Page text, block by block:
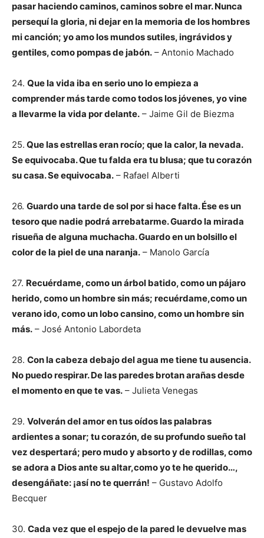
pasar haciendo caminos, caminos sobre el mar. Nunca
persequí la gloria, ni dejar en la memoria de los hombres
mi canción; yo amo los mundos sutiles, ingrávidos y
gentiles, como pompas de jabón. – Antonio Machado
24. Que la vida iba en serio uno lo empieza a
comprender más tarde como todos los jóvenes, yo vine
a llevarme la vida por delante. – Jaime Gil de Biezma
25. Que las estrellas eran rocío; que la calor, la nevada.
Se equivocaba. Que tu falda era tu blusa; que tu corazón
su casa. Se equivocaba. – Rafael Alberti
26. Guardo una tarde de sol por si hace falta. Ése es un
tesoro que nadie podrá arrebatarme. Guardo la mirada
risueña de alguna muchacha. Guardo en un bolsillo el
color de la piel de una naranja. – Manolo García
27. Recuérdame, como un árbol batido, como un pájaro
herido, como un hombre sin más; recuérdame,como un
verano ido, como un lobo cansino, como un hombre sin
más. – José Antonio Labordeta
28. Con la cabeza debajo del agua me tiene tu ausencia.
No puedo respirar. De las paredes brotan arañas desde
el momento en que te vas. – Julieta Venegas
29. Volverán del amor en tus oídos las palabras
ardientes a sonar; tu corazón, de su profundo sueño tal
vez despertará; pero mudo y absorto y de rodillas, como
se adora a Dios ante su altar,como yo te he querido…,
desengáñate: ¡así no te querrán! – Gustavo Adolfo
Becquer
30. Cada vez que el espejo de la pared le devuelve mas